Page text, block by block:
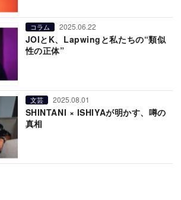
コラム 2025.06.22
JOIとK、Lapwingと私たちの“類似
性の正体”
文芸 2025.08.01
SHINTANI × ISHIYAが明かす、噂の
真相